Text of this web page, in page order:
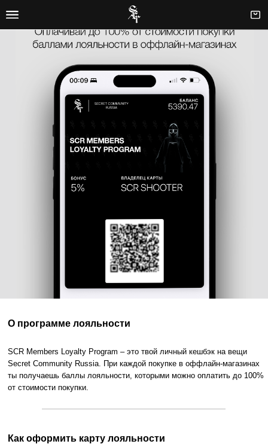
SCR Members Loyalty Program – это твой личный кешбэк на вещи
Secret Community Russia. При каждой покупке в оффлайн-магазинах
ты получаешь баллы лояльности, которыми можно оплатить до 100%
от стоимости покупки.
О программе лояльности
Как оформить карту лояльности